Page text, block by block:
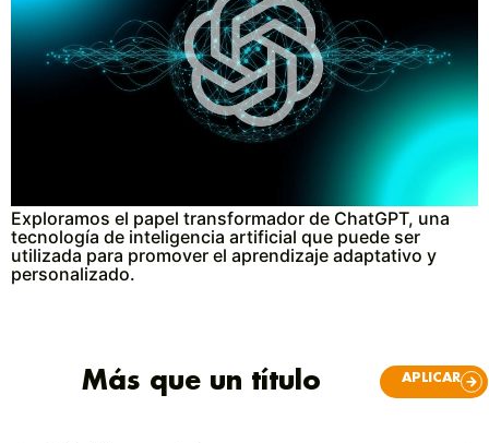
Exploramos el papel transformador de ChatGPT, una
tecnología de inteligencia artificial que puede ser
utilizada para promover el aprendizaje adaptativo y
personalizado.
Más que un título APLICAR